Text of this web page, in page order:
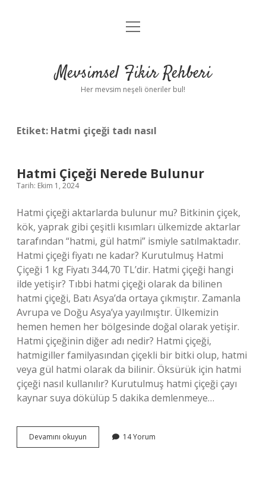
Anasayfa
Yasal Uyarı
menüyü
Mevsimsel Fikir Rehberi
Her mevsim neşeli öneriler bul!
Etiket: Hatmi çiçeği tadı nasıl
Hatmi Çiçeği Nerede Bulunur
Tarih: Ekim 1, 2024
Hatmi çiçeği aktarlarda bulunur mu? Bitkinin çiçek,
kök, yaprak gibi çeşitli kısımları ülkemizde aktarlar
tarafından “hatmi, gül hatmi” ismiyle satılmaktadır.
Hatmi çiçeği fiyatı ne kadar? Kurutulmuş Hatmi
Çiçeği 1 kg Fiyatı 344,70 TL’dir. Hatmi çiçeği hangi
ilde yetişir? Tıbbi hatmi çiçeği olarak da bilinen
hatmi çiçeği, Batı Asya’da ortaya çıkmıştır. Zamanla
Avrupa ve Doğu Asya’ya yayılmıştır. Ülkemizin
hemen hemen her bölgesinde doğal olarak yetişir.
Hatmi çiçeğinin diğer adı nedir? Hatmi çiçeği,
hatmigiller familyasından çiçekli bir bitki olup, hatmi
veya gül hatmi olarak da bilinir. Öksürük için hatmi
çiçeği nasıl kullanılır? Kurutulmuş hatmi çiçeği çayı
kaynar suya dökülüp 5 dakika demlenmeye…
Devamını okuyun
Çiçeği
14 Yorum